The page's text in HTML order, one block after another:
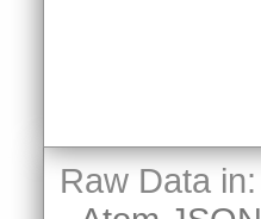
Raw Data in: